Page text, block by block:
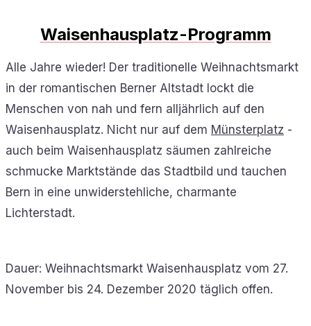
Waisenhausplatz-Programm
Alle Jahre wieder! Der traditionelle Weihnachtsmarkt
in der romantischen Berner Altstadt lockt die
Menschen von nah und fern alljährlich auf den
Waisenhausplatz. Nicht nur auf dem Münsterplatz -
auch beim Waisenhausplatz säumen zahlreiche
schmucke Marktstände das Stadtbild und tauchen
Bern in eine unwiderstehliche, charmante
Lichterstadt.
Dauer: Weihnachtsmarkt Waisenhausplatz vom 27.
November bis 24. Dezember 2020 täglich offen.